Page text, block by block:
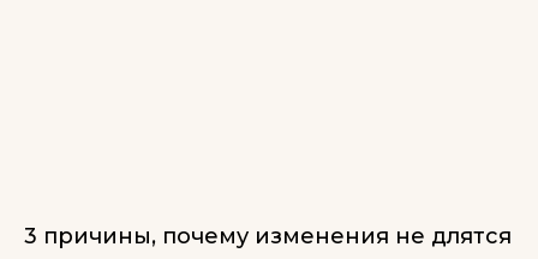
3 причины, почему изменения не длятся